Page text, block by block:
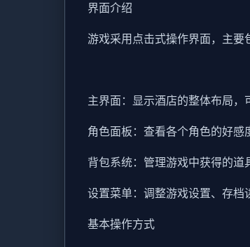
界面介绍
游戏采用点击式操作界面，主要
主界面：显示酒店的整体布局
角色面板：查看各个角色的好感
背包系统：管理游戏中获得的道
设置菜单：调整游戏设置、存档
基本操作方式